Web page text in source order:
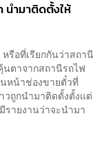
ำมาติดตั้งให้
รือที่เรียกกันว่าสถานี
นตาจากสถานีรถไฟ
หน้าช่องขายตั๋วที่
ถูกนำมาติดตั้งตั้งแต่
รายงานว่าจะนำมา